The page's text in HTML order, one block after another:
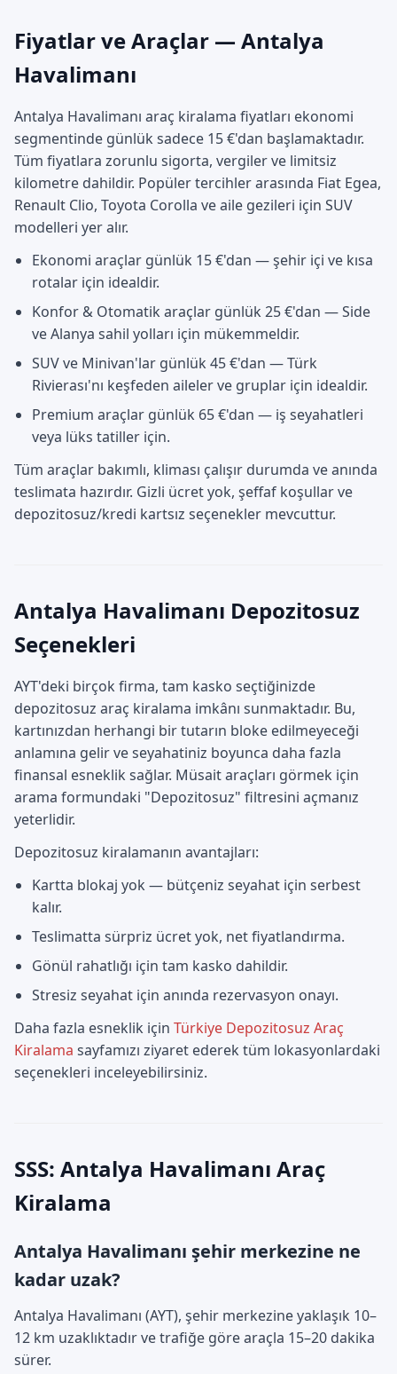
Fiyatlar ve Araçlar — Antalya
Havalimanı
Antalya Havalimanı araç kiralama fiyatları ekonomi
segmentinde günlük sadece 15 €'dan başlamaktadır.
Tüm fiyatlara zorunlu sigorta, vergiler ve limitsiz
kilometre dahildir. Popüler tercihler arasında Fiat Egea,
Renault Clio, Toyota Corolla ve aile gezileri için SUV
modelleri yer alır.
Ekonomi araçlar günlük 15 €'dan — şehir içi ve kısa
rotalar için idealdir.
Konfor & Otomatik araçlar günlük 25 €'dan — Side
ve Alanya sahil yolları için mükemmeldir.
SUV ve Minivan'lar günlük 45 €'dan — Türk
Rivierası'nı keşfeden aileler ve gruplar için idealdir.
Premium araçlar günlük 65 €'dan — iş seyahatleri
veya lüks tatiller için.
Tüm araçlar bakımlı, kliması çalışır durumda ve anında
teslimata hazırdır. Gizli ücret yok, şeffaf koşullar ve
depozitosuz/kredi kartsız seçenekler mevcuttur.
Antalya Havalimanı Depozitosuz
Seçenekleri
AYT'deki birçok firma, tam kasko seçtiğinizde
depozitosuz araç kiralama imkânı sunmaktadır. Bu,
kartınızdan herhangi bir tutarın bloke edilmeyeceği
anlamına gelir ve seyahatiniz boyunca daha fazla
finansal esneklik sağlar. Müsait araçları görmek için
arama formundaki "Depozitosuz" filtresini açmanız
yeterlidir.
Depozitosuz kiralamanın avantajları:
Kartta blokaj yok — bütçeniz seyahat için serbest
kalır.
Teslimatta sürpriz ücret yok, net fiyatlandırma.
Gönül rahatlığı için tam kasko dahildir.
Stresiz seyahat için anında rezervasyon onayı.
Daha fazla esneklik için Türkiye Depozitosuz Araç
Kiralama sayfamızı ziyaret ederek tüm lokasyonlardaki
seçenekleri inceleyebilirsiniz.
SSS: Antalya Havalimanı Araç
Kiralama
Antalya Havalimanı şehir merkezine ne
kadar uzak?
Antalya Havalimanı (AYT), şehir merkezine yaklaşık 10–
12 km uzaklıktadır ve trafiğe göre araçla 15–20 dakika
sürer.